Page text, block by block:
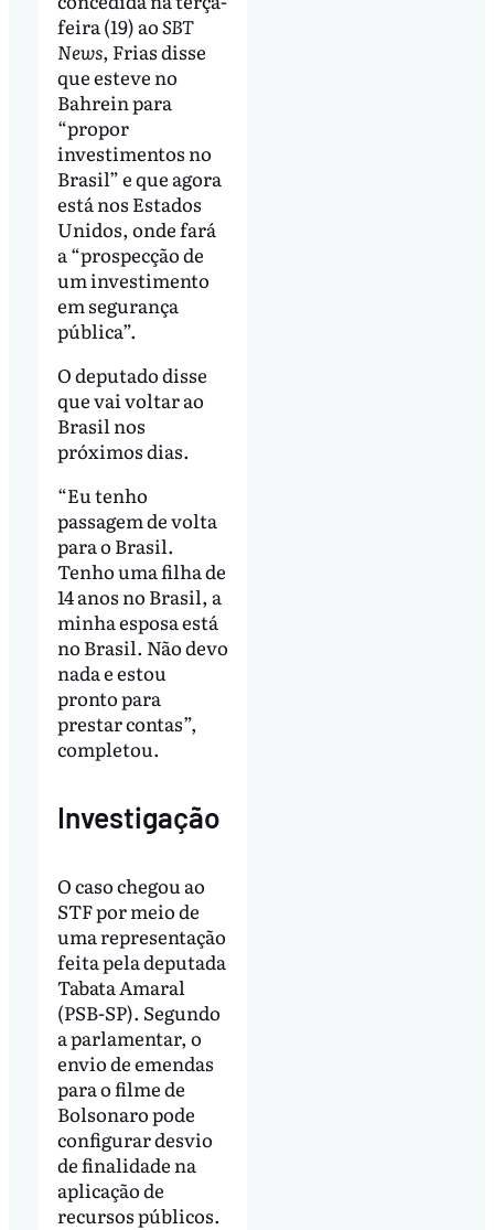
feira (19) aoSBT
News, Frias disse
que esteve no
Bahrein para
“propor
investimentos no
Brasil” e que agora
está nos Estados
Unidos, onde fará
a “prospecção de
um investimento
em segurança
pública”.
O deputado disse
que vai voltar ao
Brasil nos
próximos dias.
“Eu tenho
passagem de volta
para o Brasil.
Tenho uma filha de
14 anos no Brasil, a
minha esposa está
no Brasil. Não devo
nada e estou
pronto para
prestar contas”,
completou.
Investigação
O caso chegou ao
STF por meio de
uma representação
feita pela deputada
Tabata Amaral
(PSB-SP). Segundo
a parlamentar, o
envio de emendas
para o filme de
Bolsonaro pode
configurar desvio
de finalidade na
aplicação de
recursos públicos.